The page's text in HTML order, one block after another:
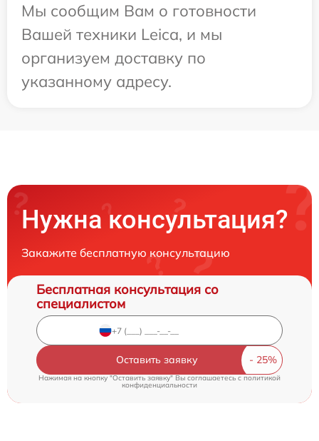
Мы сообщим Вам о готовности
Вашей техники Leica, и мы
организуем доставку по
указанному адресу.
Нужна консультация?
Закажите бесплатную консультацию
Бесплатная консультация со
специалистом
Оставить заявку
Нажимая на кнопку "Оставить заявку" Вы соглашаетесь cполитикой
конфиденциальности